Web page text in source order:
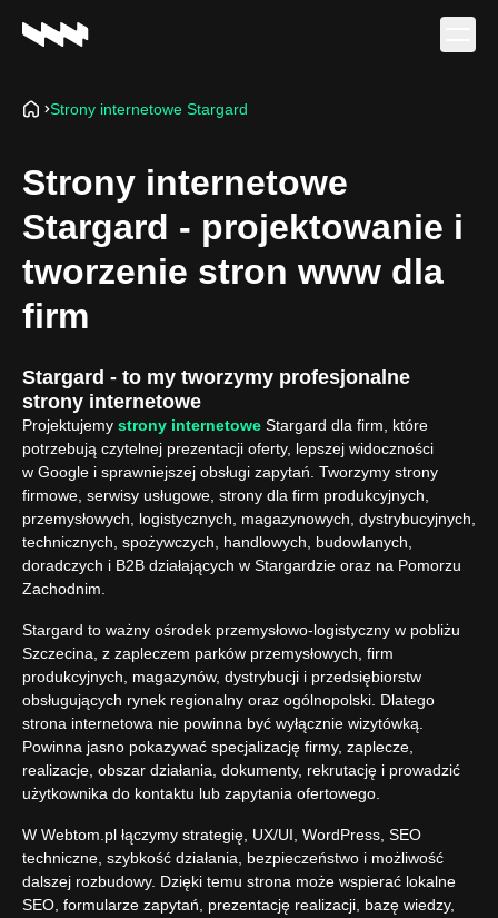
O firmie
Kariera
Baza wiedzy
Kontakt
Strony internetowe Stargard
Strony internetowe
Stargard - projektowanie i
tworzenie stron www dla
firm
Stargard - to my tworzymy profesjonalne
strony internetowe
Projektujemy strony internetowe Stargard dla firm, które
potrzebują czytelnej prezentacji oferty, lepszej widoczności
w Google i sprawniejszej obsługi zapytań. Tworzymy strony
firmowe, serwisy usługowe, strony dla firm produkcyjnych,
przemysłowych, logistycznych, magazynowych, dystrybucyjnych,
technicznych, spożywczych, handlowych, budowlanych,
doradczych i B2B działających w Stargardzie oraz na Pomorzu
Zachodnim.
Stargard to ważny ośrodek przemysłowo-logistyczny w pobliżu
Szczecina, z zapleczem parków przemysłowych, firm
produkcyjnych, magazynów, dystrybucji i przedsiębiorstw
obsługujących rynek regionalny oraz ogólnopolski. Dlatego
strona internetowa nie powinna być wyłącznie wizytówką.
Powinna jasno pokazywać specjalizację firmy, zaplecze,
realizacje, obszar działania, dokumenty, rekrutację i prowadzić
użytkownika do kontaktu lub zapytania ofertowego.
W Webtom.pl łączymy strategię, UX/UI, WordPress, SEO
techniczne, szybkość działania, bezpieczeństwo i możliwość
dalszej rozbudowy. Dzięki temu strona może wspierać lokalne
SEO, formularze zapytań, prezentację realizacji, bazę wiedzy,